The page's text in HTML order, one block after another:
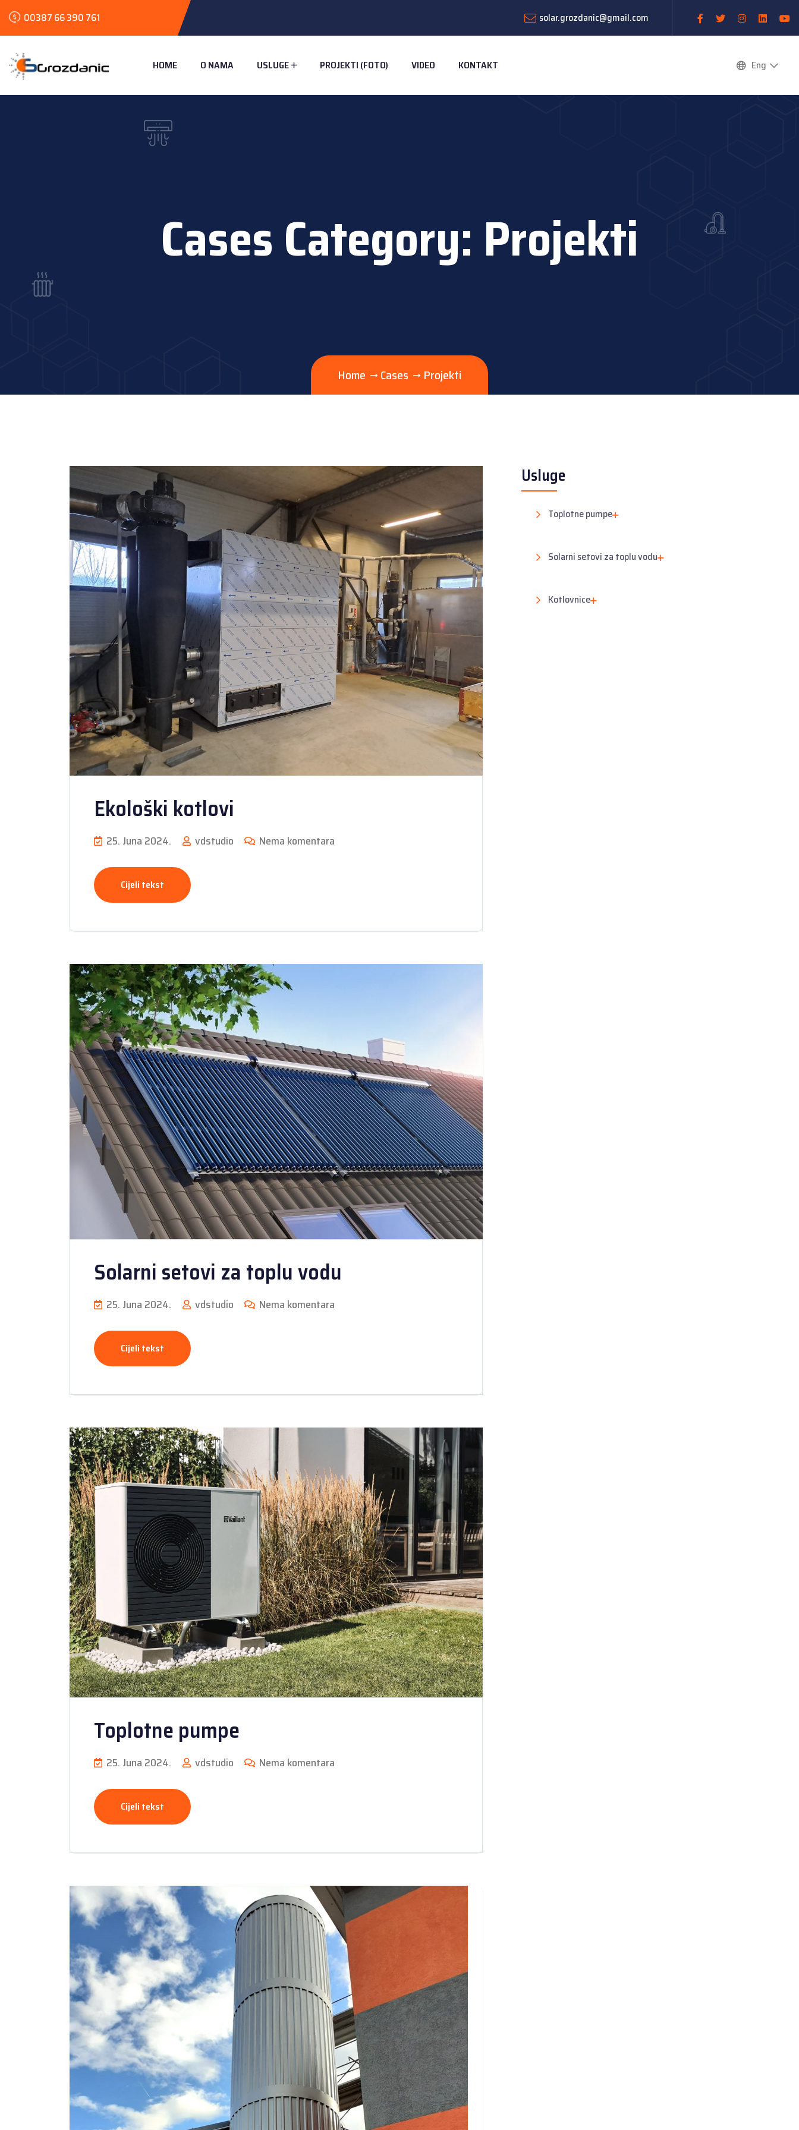
00387 66 390 761 solar.grozdanic@gmail.com
HOME O NAMA USLUGE PROJEKTI (FOTO) VIDEO KONTAKT Eng
Cases Category: Projekti
Home Cases Projekti
Ekološki kotlovi
25. Juna 2024. vdstudio Nema komentara
Cijeli tekst
Solarni setovi za toplu vodu
25. Juna 2024. vdstudio Nema komentara
Cijeli tekst
Toplotne pumpe
25. Juna 2024. vdstudio Nema komentara
Cijeli tekst
Usluge
Toplotne pumpe
Solarni setovi za toplu vodu
Kotlovnice